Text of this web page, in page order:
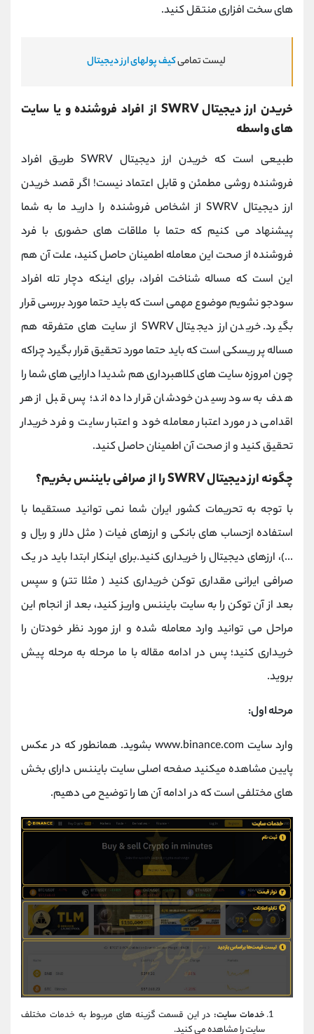
های سخت افزاری منتقل کنید.
لیست تمامیکیف پولهای ارز دیجیتال
خریدن ارز دیجیتال SWRV از افراد فروشنده و یا سایت
های واسطه
طبیعی است که خریدن ارز دیجیتال SWRV طریق افراد
فروشنده روشی مطمئن و قابل اعتماد نیست! اگر قصد خریدن
ارز دیجیتال SWRV از اشخاص فروشنده را دارید ما به شما
پیشنهاد می کنیم که حتما با ملاقات های حضوری با فرد
فروشنده از صحت این معامله اطمینان حاصل کنید، علت آن هم
این است که مساله شناخت افراد، برای اینکه دچار تله افراد
سودجو نشویم موضوع مهمی است که باید حتما مورد بررسی قرار
بگیرد. خریدن ارز دیجیتال SWRV از سایت های متفرقه هم
مساله پر ریسکی است که باید حتما مورد تحقیق قرار بگیرد چراکه
چون امروزه سایت های کلاهبرداری هم شدیدا دارایی های شما را
هدف به سود رسیدن خودشان قرار داده اند؛ پس قبل از هر
اقدامی در مورد اعتبار معامله خود و اعتبار سایت و فرد خریدار
تحقیق کنید و از صحت آن اطمینان حاصل کنید.
چگونه ارز دیجیتال SWRV را از صرافی بایننس بخریم؟
با توجه به تحریمات کشور ایران شما نمی توانید مستقیما با
استفاده ازحساب های بانکی و ارزهای فیات ( مثل دلار و ریال و
...)، ارزهای دیجیتال را خریداری کنید.برای اینکار ابتدا باید در یک
صرافی ایرانی مقداری توکن خریداری کنید ( مثلا تتر) و سپس
بعد از آن توکن را به سایت بایننس واریز کنید، بعد از انجام این
مراحل می توانید وارد معامله شده و ارز مورد نظر خودتان را
خریداری کنید؛ پس در ادامه مقاله با ما مرحله به مرحله پیش
بروید.
مرحله اول:
وارد سایت www.binance.com بشوید. همانطور که در عکس
پایین مشاهده میکنید صفحه اصلی سایت بایننس دارای بخش
های مختلفی است که در ادامه آن ها را توضیح می دهیم.
خدمات سایت: در این قسمت گزینه های مربوط به خدمات مختلف
سایت را مشاهده می کنید.